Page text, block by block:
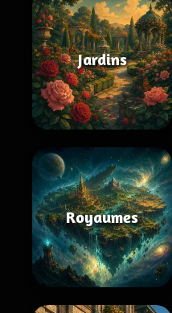
Jardins
Royaumes